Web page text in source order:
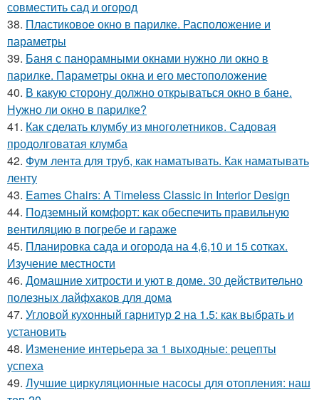
совместить сад и огород
38. Пластиковое окно в парилке. Расположение и
параметры
39. Баня с панорамными окнами нужно ли окно в
парилке. Параметры окна и его местоположение
40. В какую сторону должно открываться окно в бане.
Нужно ли окно в парилке?
41. Как сделать клумбу из многолетников. Садовая
продолговатая клумба
42. Фум лента для труб, как наматывать. Как наматывать
ленту
43. Eames Chairs: A Timeless Classic in Interior Design
44. Подземный комфорт: как обеспечить правильную
вентиляцию в погребе и гараже
45. Планировка сада и огорода на 4,6,10 и 15 сотках.
Изучение местности
46. Домашние хитрости и уют в доме. 30 действительно
полезных лайфхаков для дома
47. Угловой кухонный гарнитур 2 на 1.5: как выбрать и
установить
48. Изменение интерьера за 1 выходные: рецепты
успеха
49. Лучшие циркуляционные насосы для отопления: наш